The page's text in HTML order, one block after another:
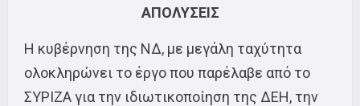
ΑΠΟΛΥΣΕΙΣ
Η κυβέρνηση της ΝΔ, με μεγάλη ταχύτητα
ολοκληρώνει το έργο που παρέλαβε από το
ΣΥΡΙΖΑ για την ιδιωτικοποίηση της ΔΕΗ, την